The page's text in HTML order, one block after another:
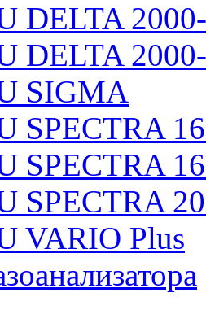
DELTA
DELTA
SIGMA
SPECTRA
SPECTRA
SPECTRA
VARIO Plus